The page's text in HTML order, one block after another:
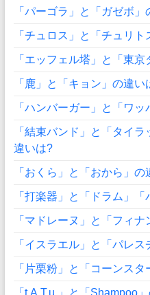
「パーゴラ」と「ガゼボ」
「チュロス」と「チュリ
「エッフェル塔」と「東
「鹿」と「キョン」の違い
「ハンバーガー」と「ワ
「結束バンド」と「タイ
違いは?
「おくら」と「おから」の
「打楽器」と「ドラム」
「マドレーヌ」と「フィ
「イスラエル」と「パレ
「片栗粉」と「コーンス
「t.A.T.u.」と「Shampoo